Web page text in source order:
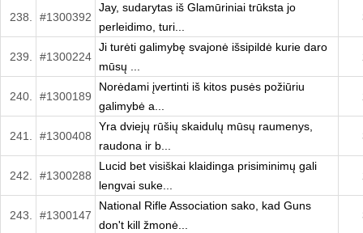
238. #1300392
Jay, sudarytas iš Glamūriniai trūksta jo
perleidimo, turi...
239. #1300224
Ji turėti galimybę svajonė išsipildė kurie daro
mūsų ...
240. #1300189
Norėdami įvertinti iš kitos pusės požiūriu
galimybė a...
241. #1300408
Yra dviejų rūšių skaidulų mūsų raumenys,
raudona ir b...
242. #1300288
Lucid bet visiškai klaidinga prisiminimų gali
lengvai suke...
243. #1300147
National Rifle Association sako, kad Guns
don't kill žmonė...